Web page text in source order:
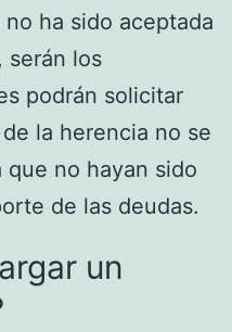
ha sido aceptada
serán los
podrán solicitar
la herencia no se
que no hayan sido
de las deudas.
un